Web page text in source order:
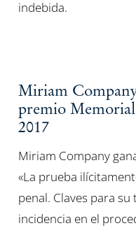
indebida.
Miriam
premio
2017
Miriam Company
«La prueba
penal. Claves para
incidencia en el